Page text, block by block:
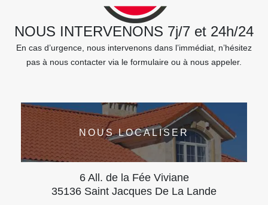
NOUS INTERVENONS 7j/7 et 24h/24
En cas d’urgence, nous intervenons dans l’immédiat, n’hésitez
pas à nous contacter via le formulaire ou à nous appeler.
NOUS LOCALISER
6 All. de la Fée Viviane
35136 Saint Jacques De La Lande